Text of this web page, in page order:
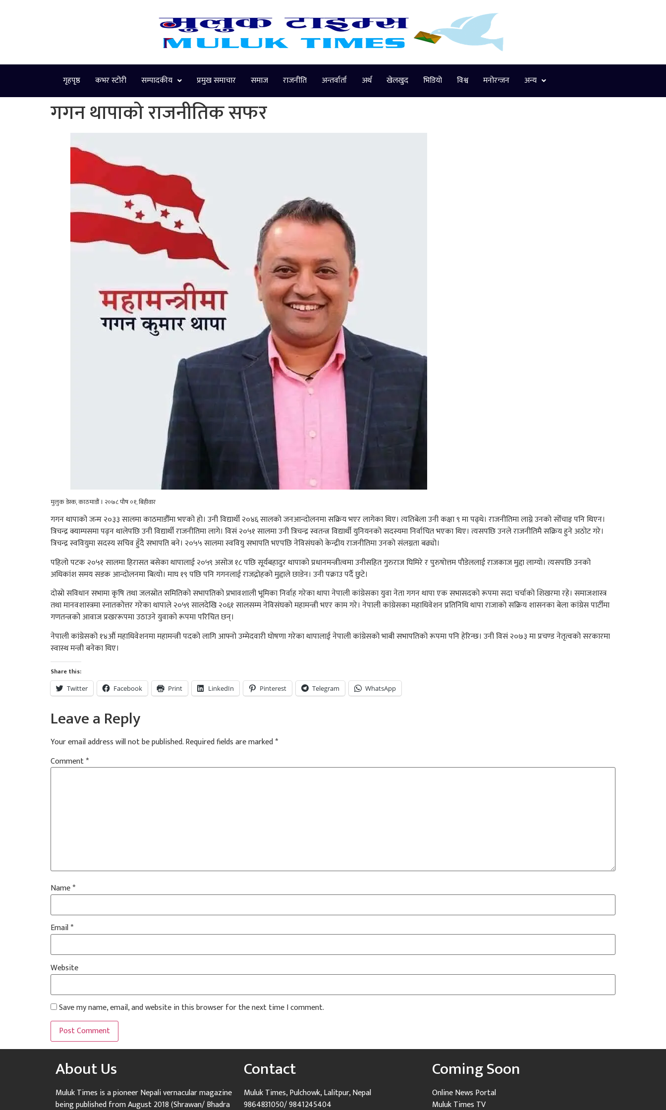
गृहपृष्ठ कभर स्टोरी सम्पादकीय प्रमुख समाचार समाज राजनीति अन्तर्वार्ता अर्थ खेलखुद भिडियो विश्व मनोरन्जन अन्य
गगन थापाको राजनीतिक सफर
मुलुक डेस्क, काठमाडौं । २०७८ पौष ०१, बिहीवार
गगन थापाको जन्म २०३३ सालमा काठमाडौँमा भएको हो। उनी विद्यार्थी २०४६ सालको जनआन्दोलनमा सक्रिय भएर लागेका थिए। त्यतिबेला उनी कक्षा ९ मा पढ्थे। राजनीतिमा लाग्ने उनको सोँचाइ पनि थिएन।
त्रिचन्द्र क्याम्पसमा पढ्न थालेपछि उनी विद्यार्थी राजनीतिमा लागे। विसं २०५१ सालमा उनी त्रिचन्द्र स्वतन्त्र विद्यार्थी युनियनको सदस्यमा निर्वाचित भएका थिए। त्यसपछि उनले राजनीतिमै सक्रिय हुने अठोट गरे।
त्रिचन्द्र स्ववियुमा सदस्य सचिव हुँदै सभापति बने। २०५५ सालमा स्ववियु सभापति भएपछि नेविसंघको केन्द्रीय राजनीतिमा उनको संलग्नता बढ्यो।
पहिलो पटक २०५१ सालमा हिरासत बसेका थापालाई २०५९ असोज १८ पछि सूर्यबहादुर थापाको प्रधानमन्त्रीत्वमा उनीसहित गुरुराज घिमिरे र पुरुषोत्तम पौडेललाई राजकाज मुद्दा लाग्यो। त्यसपछि उनको
अधिकांश समय सडक आन्दोलनमा बित्यो। माघ १९ पछि पनि गगनलाई राजद्रोहको मुद्दाले छाडेन। उनी पक्राउ पर्दै छुटे।
दोस्रो सविधान सभामा कृषि तथा जलस्रोत समितिको सभापतिको प्रभावशाली भूमिका निर्वाह गरेका थापा नेपाली कांग्रेसका युवा नेता गगन थापा एक सभासदको रूपमा सदा चर्चाको शिखरमा रहे। समाजशास्त्र
तथा मानवशास्त्रमा स्नातकोत्तर गरेका थापाले २०५९ सालदेखि २०६१ सालसम्म नेविसंघको महामन्त्री भएर काम गरे। नेपाली कांग्रेसका महाधिवेशन प्रतिनिधि थापा राजाको सक्रिय शासनका बेला कांग्रेस पार्टीमा
गणतन्त्रको आवाज प्रखररूपमा उठाउने युवाको रूपमा परिचित छन्।
नेपाली कांग्रेसको १४औं महाधिवेशनमा महामन्त्री पदको लागि आफ्नो उम्मेदवारी घोषणा गरेका थापालाई नेपाली कांग्रेसको भाबी सभापतिको रूपमा पनि हेरिन्छ। उनी विसं २०७३ मा प्रचण्ड नेतृत्वको सरकारमा
स्वास्थ मन्त्री बनेका थिए।
Share this:
Twitter Facebook Print LinkedIn Pinterest Telegram WhatsApp
Leave a Reply
Your email address will not be published.Required fields are marked*
Comment*
Name*
Email*
Website
Save my name, email, and website in this browser for the next time I comment.
About Us
Muluk Times is a pioneer Nepali vernacular magazine
being published from August 2018 (Shrawan/ Bhadra
Contact
Muluk Times, Pulchowk, Lalitpur, Nepal
9864831050/ 9841245404
Coming Soon
Online News Portal
Muluk Times TV